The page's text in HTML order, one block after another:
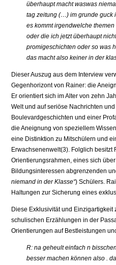
überhaupt macht waswas
tag zeitung (…) im grunde guck
es kommt irgendwelche
oder die ich jetzt überhaupt
promigeschichten oder so was
das macht also keiner in der
Dieser Auszug aus dem Interview
Gegenhorizont von Rainer: die
Er orientiert sich im Alter von zehn
Welt und auf seriöse Nachrichten
Boulevardgeschichten und einer
die Aneignung von speziellem
eine Distinktion zu Mitschülern und
Erwachsenenwelt(3). Folglich
Orientierungsrahmen, eines sich
Bildungsinteressen abgrenzenden
niemand in der Klasse“) Schülers.
Haltungen zur Sicherung eines
Diese Exklusivität und
schulischen Erzählungen in der
Orientierungen auf Bestleistungen
R: na geheult einfach n
besser machen können also .